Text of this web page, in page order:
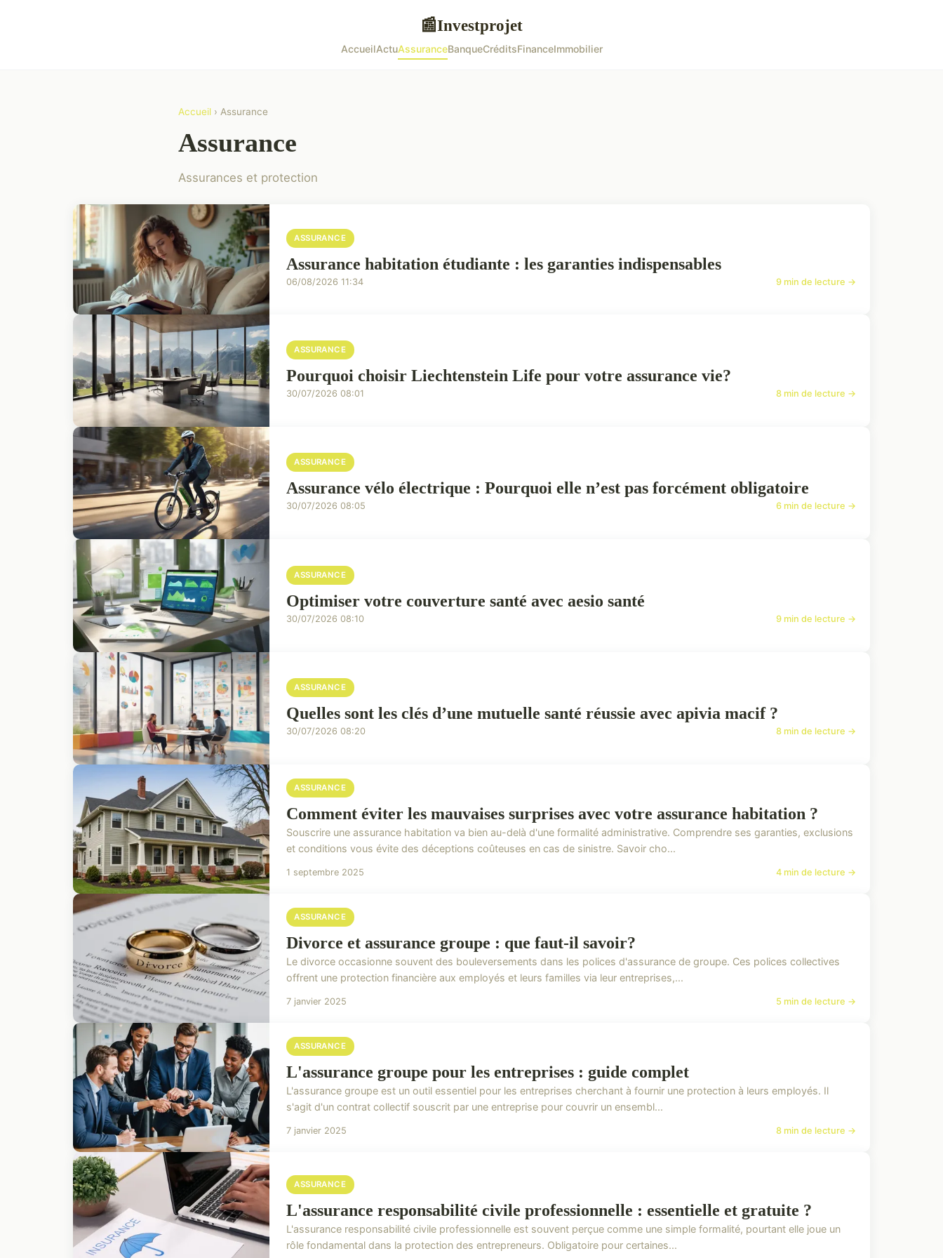
📰Investprojet
AccueilActuAssuranceBanqueCréditsFinanceImmobilier
Accueil › Assurance
Assurance
Assurances et protection
ASSURANCE
Assurance habitation étudiante : les garanties indispensables
06/08/2026 11:34 9 min de lecture →
ASSURANCE
Pourquoi choisir Liechtenstein Life pour votre assurance vie?
30/07/2026 08:01 8 min de lecture →
ASSURANCE
Assurance vélo électrique : Pourquoi elle n’est pas forcément obligatoire
30/07/2026 08:05 6 min de lecture →
ASSURANCE
Optimiser votre couverture santé avec aesio santé
30/07/2026 08:10 9 min de lecture →
ASSURANCE
Quelles sont les clés d’une mutuelle santé réussie avec apivia macif ?
30/07/2026 08:20 8 min de lecture →
ASSURANCE
Comment éviter les mauvaises surprises avec votre assurance habitation ?
Souscrire une assurance habitation va bien au-delà d'une formalité administrative. Comprendre ses garanties, exclusions
et conditions vous évite des déceptions coûteuses en cas de sinistre. Savoir cho...
1 septembre 2025 4 min de lecture →
ASSURANCE
Divorce et assurance groupe : que faut-il savoir?
Le divorce occasionne souvent des bouleversements dans les polices d'assurance de groupe. Ces polices collectives
offrent une protection financière aux employés et leurs familles via leur entreprises,...
7 janvier 2025 5 min de lecture →
ASSURANCE
L'assurance groupe pour les entreprises : guide complet
L'assurance groupe est un outil essentiel pour les entreprises cherchant à fournir une protection à leurs employés. Il
s'agit d'un contrat collectif souscrit par une entreprise pour couvrir un ensembl...
7 janvier 2025 8 min de lecture →
ASSURANCE
L'assurance responsabilité civile professionnelle : essentielle et gratuite ?
L'assurance responsabilité civile professionnelle est souvent perçue comme une simple formalité, pourtant elle joue un
rôle fondamental dans la protection des entrepreneurs. Obligatoire pour certaines...